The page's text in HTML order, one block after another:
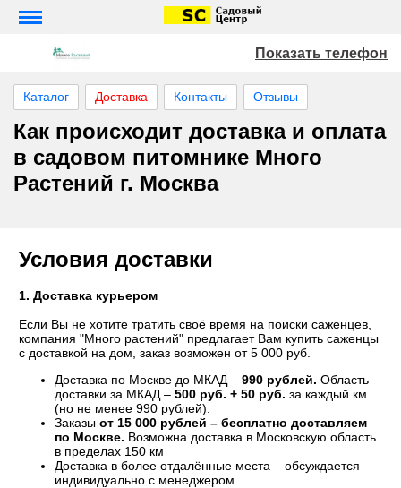
Показать телефон
Каталог Доставка Контакты Отзывы
Как происходит доставка и оплата
в садовом питомнике Много
Растений г. Москва
Условия доставки
1. Доставка курьером
Если Вы не хотите тратить своё время на поиски саженцев,
компания "Много растений" предлагает Вам купить саженцы
с доставкой на дом, заказ возможен от 5 000 руб.
Доставка по Москве до МКАД – 990 рублей. Область
доставки за МКАД – 500 руб. + 50 руб. за каждый км.
(но не менее 990 рублей).
Заказы от 15 000 рублей – бесплатно доставляем
по Москве. Возможна доставка в Московскую область
в пределах 150 км
Доставка в более отдалённые места – обсуждается
индивидуально с менеджером.